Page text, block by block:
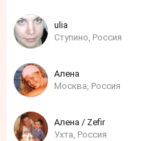
ulia
Ступино, Россия
Алена
Москва, Россия
Алена / Zefir
Ухта, Россия